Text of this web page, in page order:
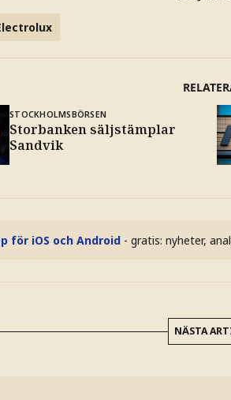
STOCKHOLMSBÖRSEN
Storbanken säljstämplar
Sandvik
för iOS och Android - gratis: nyheter,
NÄSTA